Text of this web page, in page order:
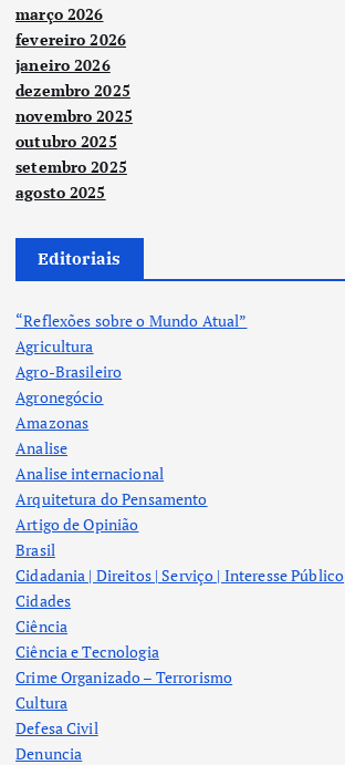
março 2026
fevereiro 2026
janeiro 2026
dezembro 2025
novembro 2025
outubro 2025
setembro 2025
agosto 2025
Editoriais
“Reflexões sobre o Mundo Atual”
Agricultura
Agro-Brasileiro
Agronegócio
Amazonas
Analise
Analise internacional
Arquitetura do Pensamento
Artigo de Opinião
Brasil
Cidadania | Direitos | Serviço | Interesse Público
Cidades
Ciência
Ciência e Tecnologia
Crime Organizado – Terrorismo
Cultura
Defesa Civil
Denuncia